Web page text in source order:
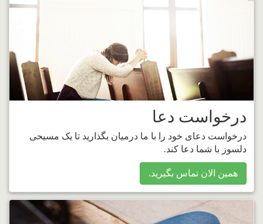
درخواست دعا
درخواست دعای خود را با ما درمیان بگذارید تا یک مسیحی
دلسوز با شما دعا کند.
همین الان تماس بگیرید.